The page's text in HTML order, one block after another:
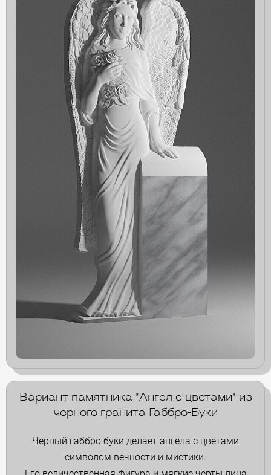
Вариант памятника "Ангел с цветами" из
черного гранита Габбро-Буки
Черный габбро буки делает ангела с цветами
символом вечности и мистики.